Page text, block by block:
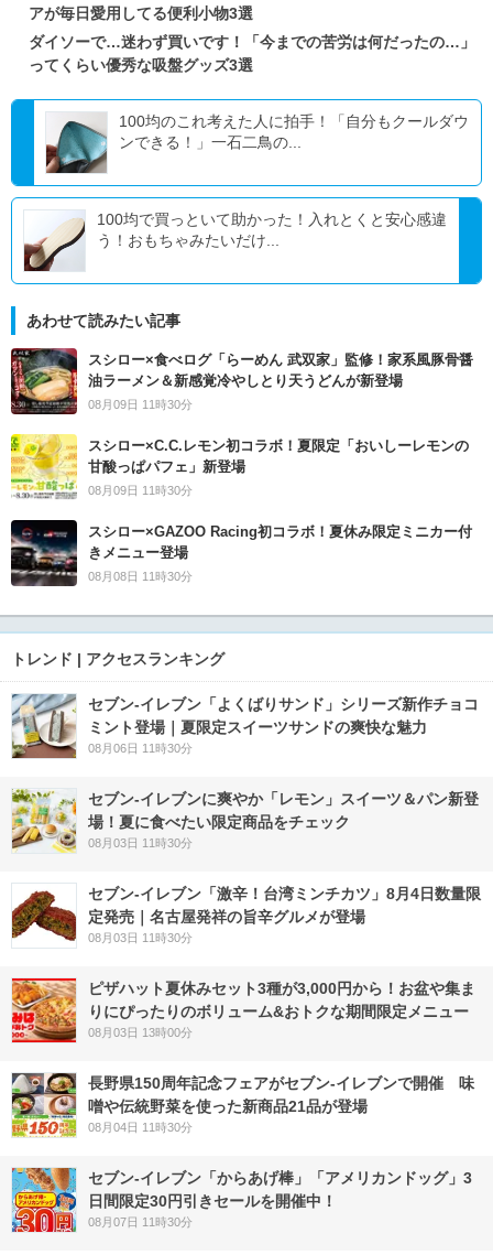
アが毎日愛用してる便利小物3選
ダイソーで…迷わず買いです！「今までの苦労は何だったの…」
ってくらい優秀な吸盤グッズ3選
100均のこれ考えた人に拍手！「自分もクールダウ
ンできる！」一石二鳥の...
100均で買っといて助かった！入れとくと安心感違
う！おもちゃみたいだけ...
あわせて読みたい記事
スシロー×食べログ「らーめん 武双家」監修！家系風豚骨醤
油ラーメン＆新感覚冷やしとり天うどんが新登場
08月09日 11時30分
スシロー×C.C.レモン初コラボ！夏限定「おいしーレモンの
甘酸っぱパフェ」新登場
08月09日 11時30分
スシロー×GAZOO Racing初コラボ！夏休み限定ミニカー付
きメニュー登場
08月08日 11時30分
トレンド | アクセスランキング
セブン‐イレブン「よくばりサンド」シリーズ新作チョコ
ミント登場｜夏限定スイーツサンドの爽快な魅力
08月06日 11時30分
セブン‐イレブンに爽やか「レモン」スイーツ＆パン新登
場！夏に食べたい限定商品をチェック
08月03日 11時30分
セブン-イレブン「激辛！台湾ミンチカツ」8月4日数量限
定発売｜名古屋発祥の旨辛グルメが登場
08月03日 11時30分
ピザハット夏休みセット3種が3,000円から！お盆や集ま
りにぴったりのボリューム&おトクな期間限定メニュー
08月03日 13時00分
長野県150周年記念フェアがセブン-イレブンで開催 味
噌や伝統野菜を使った新商品21品が登場
08月04日 11時30分
セブン‐イレブン「からあげ棒」「アメリカンドッグ」3
日間限定30円引きセールを開催中！
08月07日 11時30分